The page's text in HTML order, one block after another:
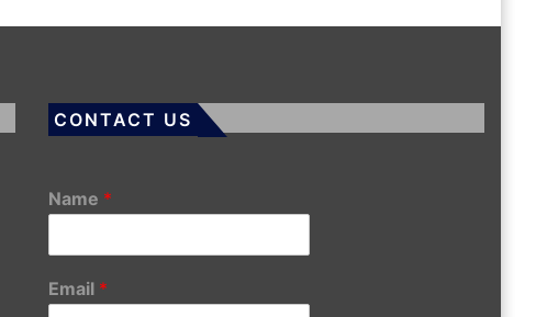
CONTACT US
Name *
Email *